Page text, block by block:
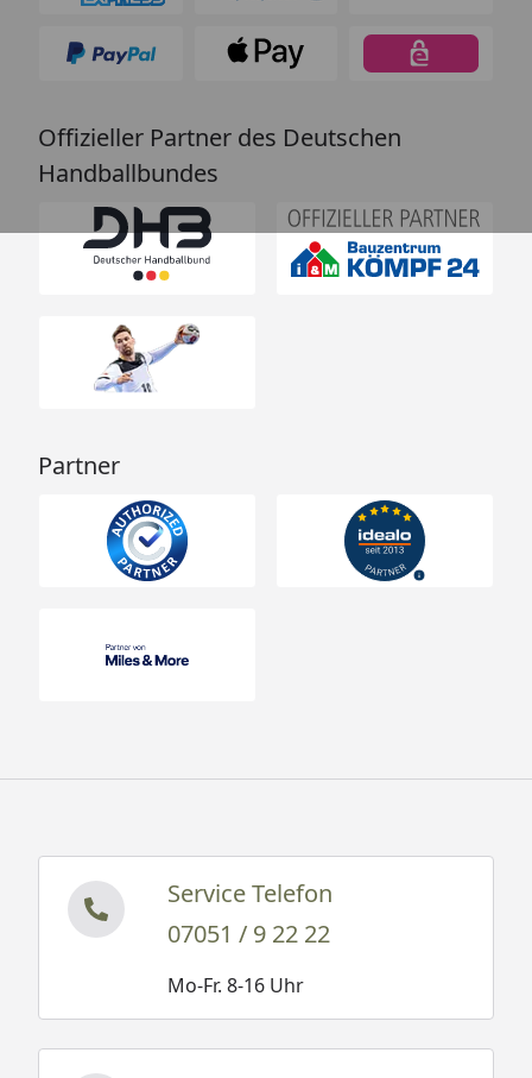
Offizieller Partner des Deutschen
Handballbundes
Partner
Service Telefon
07051 / 9 22 22
Mo-Fr. 8-16 Uhr